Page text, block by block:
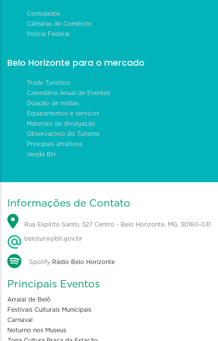
Consulados
Câmaras de Comércio
Polícia Federal
Belo Horizonte para o mercado
Trade Turístico
Calendário Anual de Eventos
Doação de mídias
Equipamentos e serviços
Materiais de divulgação
Observatório do Turismo
Principais atrativos
Venda BH
Informações de Contato
Rua Espírito Santo, 527 Centro - Belo Horizonte, MG, 30160-031
belotur@pbh.gov.br
Spotify Rádio Belo Horizonte
Principais Eventos
Arraial de Belô
Festivais Culturais Municipais
Carnaval
Noturno nos Museus